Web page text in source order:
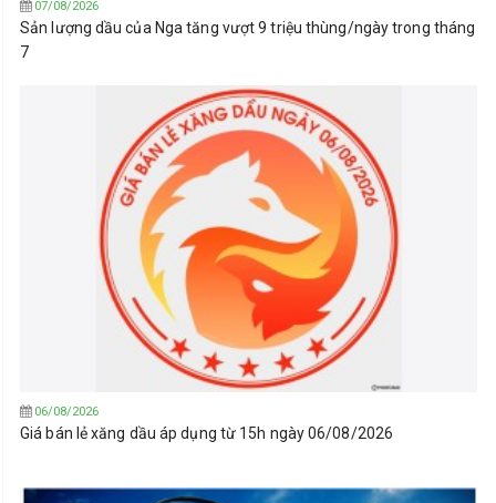
07/08/2026
Sản lượng dầu của Nga tăng vượt 9 triệu thùng/ngày trong tháng
7
06/08/2026
Giá bán lẻ xăng dầu áp dụng từ 15h ngày 06/08/2026